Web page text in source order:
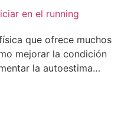
que ofrece muchos
mejorar la condición
la autoestima…